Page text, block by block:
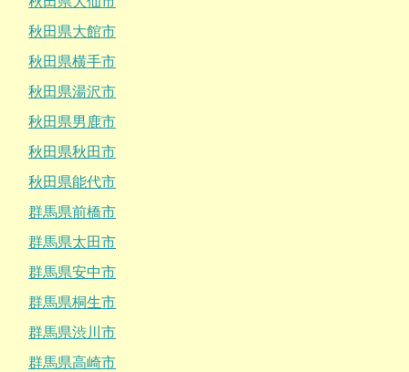
秋田県大館市
秋田県横手市
秋田県湯沢市
秋田県男鹿市
秋田県秋田市
秋田県能代市
群馬県前橋市
群馬県太田市
群馬県安中市
群馬県桐生市
群馬県渋川市
群馬県高崎市